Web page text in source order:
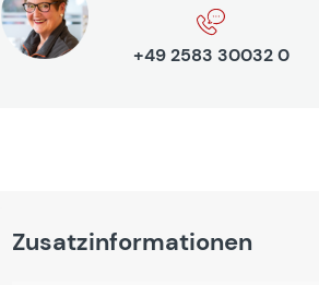
+49 2583 30032 0
Zusatzinformationen